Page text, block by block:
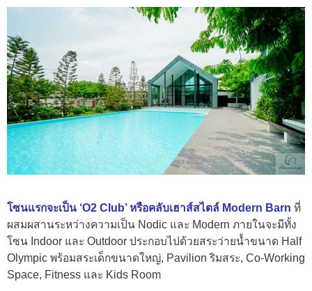
โซนแรกจะเป็น ‘O2 Club’ หรือคลับเฮาส์สไตล์ Modern Barn ที่
ผสมผสานระหว่างความเป็น Nodic และ Modern ภายในจะมีทั้ง
โซน Indoor และ Outdoor ประกอบไปด้วยสระว่ายน้ำขนาด Half
Olympic พร้อมสระเด็กขนาดใหญ่, Pavilion ริมสระ, Co-Working
Space, Fitness และ Kids Room